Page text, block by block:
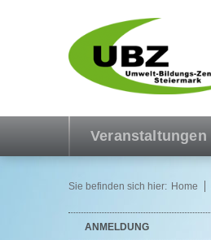
Veranstaltungen
Sie befinden sich hier: Home
ANMELDUNG